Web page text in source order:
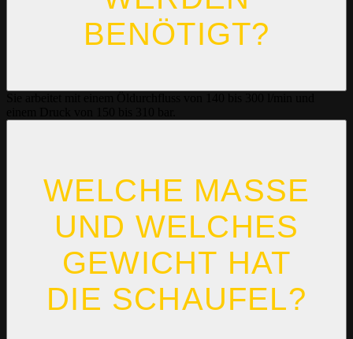
BENÖTIGT?
WELCHE MASSE U
ND WELCHES G
EWICHT HAT D
IE SCHAUFEL?